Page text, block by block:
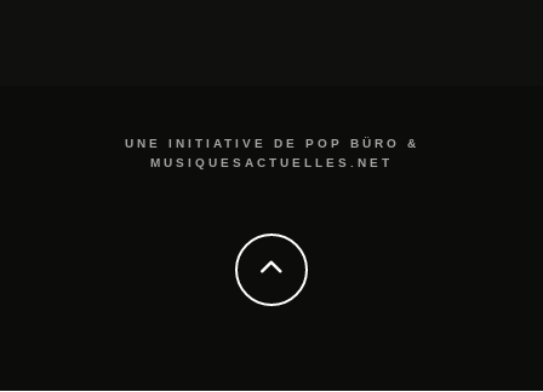
UNE INITIATIVE DE POP BÜRO &
MUSIQUESACTUELLES.NET